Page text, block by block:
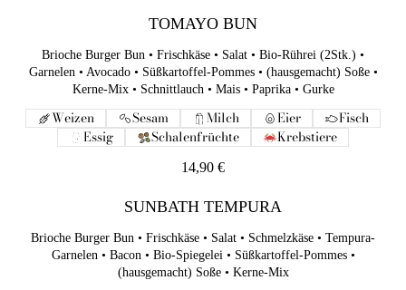
Soße • Kerne-Mix • Schnittlauch • Mais • Paprika • Gurke
14,90 €
Weizen Sesam Milch Eier
Fisch
Essig
Schalenfrüchte Krebstiere
SUNBATH TEMPURA
Brioche Burger Bun • Frischkäse • Salat • Schmelzkäse •
Tempura-Garnelen • Bacon • Bio-Spiegelei • Süßkartoffel-
14,90 €
Essig
Schalenfrüchte Krebstiere
TOMAYO BUN
Brioche Burger Bun • Frischkäse • Salat • Bio-Rührei (2Stk.) •
Garnelen • Avocado • Süßkartoffel-Pommes • (hausgemacht) Soße •
Kerne-Mix • Schnittlauch • Mais • Paprika • Gurke
14,90 €
Weizen Sesam Milch Eier
Fisch
Essig
Schalenfrüchte Krebstiere
SUNBATH TEMPURA
Brioche Burger Bun • Frischkäse • Salat • Schmelzkäse • Tempura-
Garnelen • Bacon • Bio-Spiegelei • Süßkartoffel-Pommes •
(hausgemacht) Soße • Kerne-Mix